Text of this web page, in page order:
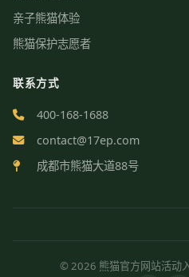
亲子熊猫体验
熊猫保护志愿者
联系方式
400-168-1688
contact@17ep.com
成都市熊猫大道88号
© 2026 熊猫官方网站活动